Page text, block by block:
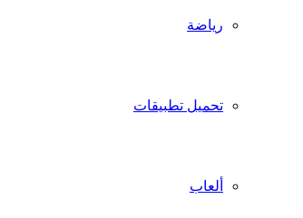
رياضة
تحميل تطبيقات
ألعاب